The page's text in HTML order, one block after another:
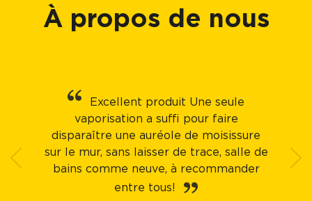
À propos de nous
Excellent produit Une seule
vaporisation a suffi pour faire
disparaître une auréole de moisissure
sur le mur, sans laisser de trace, salle de
bains comme neuve, à recommander
entre tous!